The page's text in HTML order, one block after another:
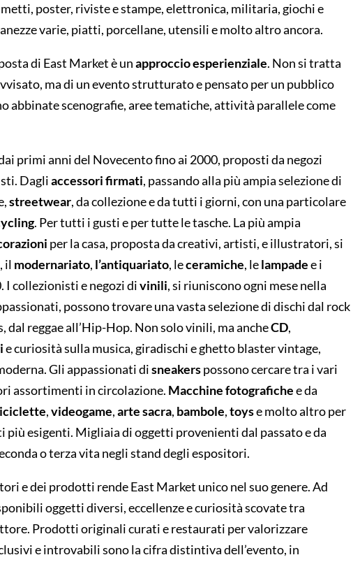
poster, riviste e stampe, elettronica, militaria, giochi e
varie, piatti, porcellane, utensili e molto altro ancora.
di East Market è unapproccio esperienziale. Non si tratta
ma di un evento strutturato e pensato per un pubblico
abbinate scenografie, aree tematiche, attività parallele come
primi anni del Novecento fino ai 2000, proposti da negozi
Dagliaccessorifirmati, passando alla più ampia selezione di
streetwear, da collezione e da tutti i giorni, con una particolare
. Per tutti i gusti e per tutte le tasche. La più ampia
per la casa, proposta da creativi, artisti, e illustratori, si
, il modernariato, l’antiquariato, leceramiche, lelampadee i
I collezionisti e negozi divinili, si riuniscono ogni mese nella
possono trovare una vasta selezione di dischi dal rock
dal reggae all’Hip-Hop. Non solo vinili, ma ancheCD,
e curiosità sulla musica, giradischi e ghetto blaster vintage,
Gli appassionati disneakerspossono cercare tra i vari
assortimenti in circolazione. Macchinefotografichee da
,videogame,artesacra, bambole,toyse molto altro per
più esigenti. Migliaia di oggetti provenienti dal passato e da
o terza vita negli stand degli espositori.
e dei prodotti rende East Market unico nel suo genere. Ad
oggetti diversi, eccellenze e curiosità scovate tra
Prodotti originali curati e restaurati per valorizzare
e introvabili sono la cifra distintiva dell’evento, in